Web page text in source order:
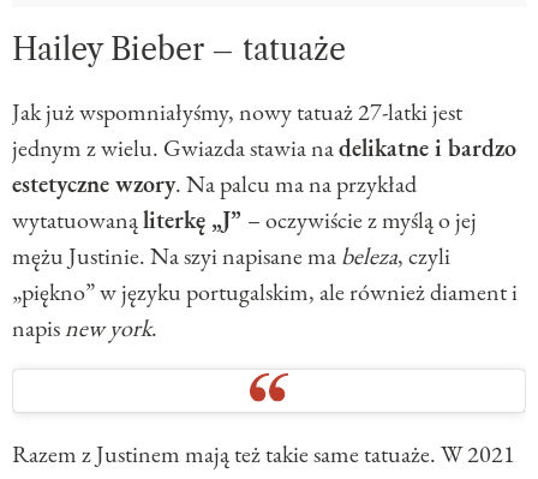
Hailey Bieber – tatuaże
Jak już wspomniałyśmy, nowy tatuaż 27-latki jest
jednym z wielu. Gwiazda stawia nadelikatne i bardzo
estetyczne wzory. Na palcu ma na przykład
wytatuowanąliterkę „J” – oczywiście z myślą o jej
mężu Justinie. Na szyi napisane mabeleza, czyli
„piękno” w języku portugalskim, ale również diament i
napisnew york.
Razem z Justinem mają też takie same tatuaże. W 2021